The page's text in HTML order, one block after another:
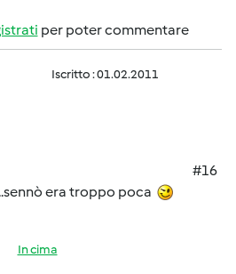
per poter commentare
Iscritto : 01.02.2011
#16
era troppo poca
In cima